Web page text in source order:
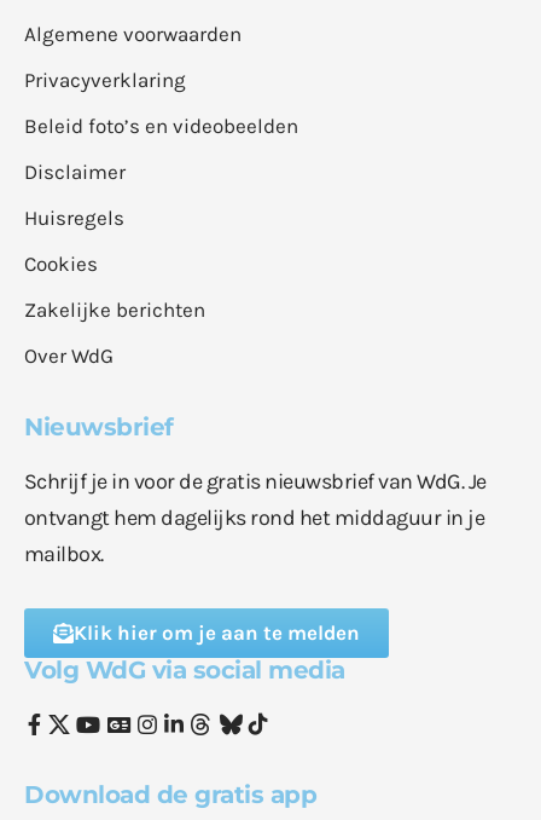
Algemene voorwaarden
Privacyverklaring
Beleid foto’s en videobeelden
Disclaimer
Huisregels
Cookies
Zakelijke berichten
Over WdG
Nieuwsbrief
Schrijf je in voor de gratis nieuwsbrief van WdG. Je
ontvangt hem dagelijks rond het middaguur in je
mailbox.
Klik hier om je aan te melden
Volg WdG via social media
Download de gratis app